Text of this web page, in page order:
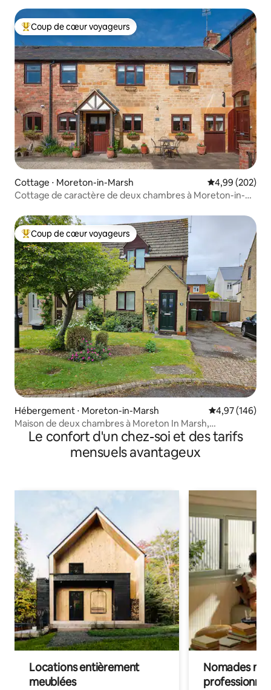
Coups de cœur voyageurs les plus appréciés
Coup de cœur voyageurs
Cottage ⋅ Moreton-in-Marsh Évaluation
4,99 (202)
Cottage de caractère de deux chambres à Moreton-in-
Coups de cœur voyageurs les plus appréciés
Coup de cœur voyageurs
Hébergement ⋅ Moreton-in-Marsh Évaluation
4,97 (146)
Maison de deux chambres à Moreton In Marsh,
Gloucestershire
Le confort d'un chez-soi et des tarifs
mensuels avantageux
Locations entièrement
meublées
Nomades